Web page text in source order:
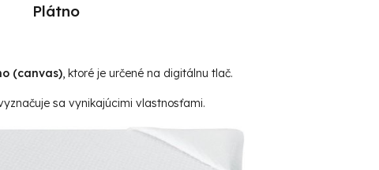
Plátno
(canvas), ktoré je určené na digitálnu tlač.
sa vynikajúcimi vlastnosťami.